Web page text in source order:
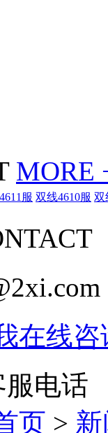
MORE
服 双线4610服 双
在线咨
服电话
页 >